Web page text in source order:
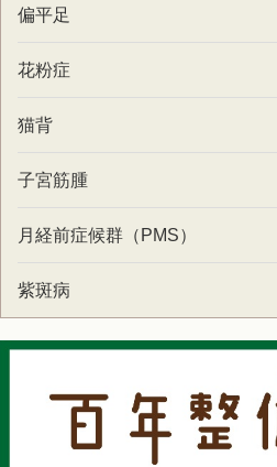
偏平足
花粉症
猫背
子宮筋腫
月経前症候群（PMS）
紫斑病